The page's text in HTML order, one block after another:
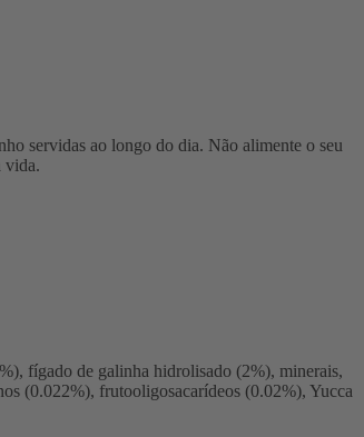
servidas ao longo do dia. Não alimente o seu
vida.
fígado de galinha hidrolisado (2%), minerais,
(0.022%), frutooligosacarídeos (0.02%), Yucca